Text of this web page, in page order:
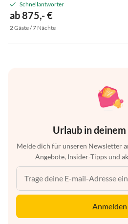
Schnellantworter
ab 875,- €
2 Gäste / 7 Nächte
Urlaub in
Melde dich für unseren Newsletter
Angebote, Insider-Tipps und
Anmelden